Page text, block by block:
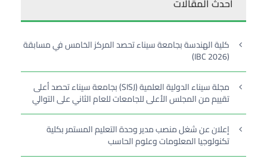
أحدث المقالات
كلية الهندسة بجامعة سيناء تحصد المركز الخامس في مسابقة
(IBC 2026)
مجلة سيناء الدولية العلمية (SISJ) بجامعة سيناء تحصد أعلى
تقييم من المجلس الأعلى للجامعات للعام الثاني على التوالي
إعلان عن شغل منصب مدير وحدة التعليم المستمر بكلية
تكنولوجيا المعلومات وعلوم الحاسب